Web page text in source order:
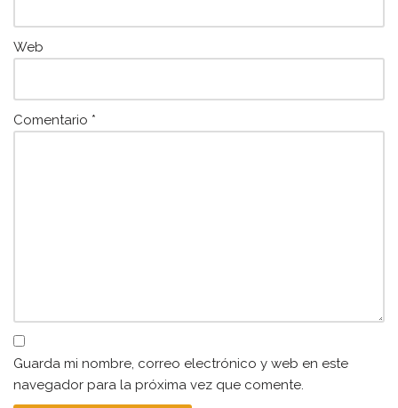
Web
Comentario *
Guarda mi nombre, correo electrónico y web en este
navegador para la próxima vez que comente.